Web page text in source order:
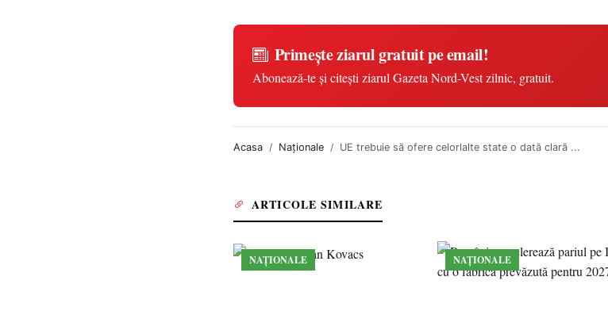
Primește ziarul gratuit pe email!
Abonează-te și citești ziarul Gazeta Nord-Vest zilnic, gratuit.
Acasa Naționale UE trebuie să ofere celorlalte state o dată clară ...
ARTICOLE SIMILARE
NAȚIONALE NAȚIONALE